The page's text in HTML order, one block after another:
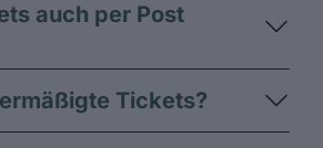
auch per Post
Tickets?